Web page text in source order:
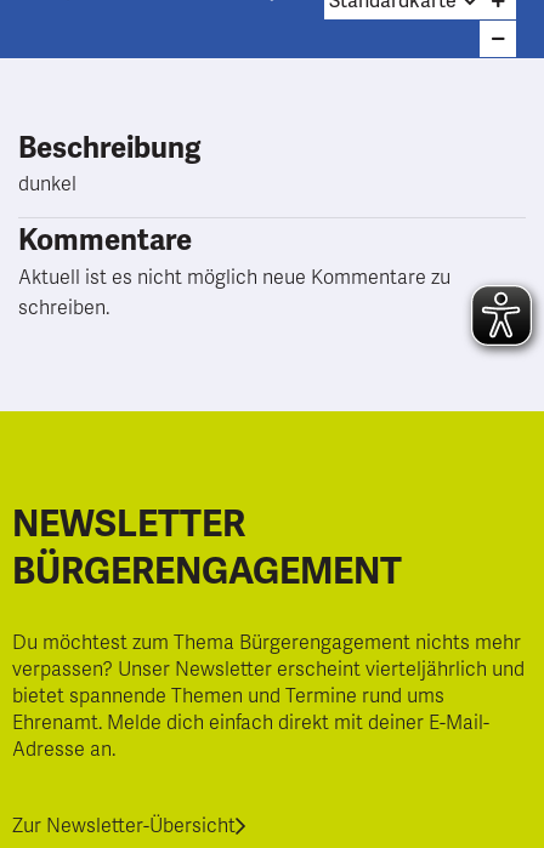
Beschreibung
dunkel
Kommentare
Aktuell ist es nicht möglich neue Kommentare zu
schreiben.
NEWSLETTER
BÜRGERENGAGEMENT
Du möchtest zum Thema Bürgerengagement nichts mehr
verpassen? Unser Newsletter erscheint vierteljährlich und
bietet spannende Themen und Termine rund ums
Ehrenamt. Melde dich einfach direkt mit deiner E-Mail-
Adresse an.
Zur Newsletter-Übersicht